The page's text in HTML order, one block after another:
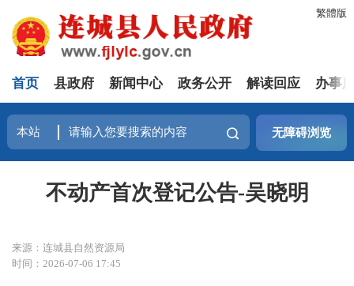
繁體版
首页 县政府 新闻中心 政务公开 解读回应 办事
无障碍浏览
不动产首次登记公告-吴晓明
来源：连城县自然资源局
时间：2026-07-06 17:45